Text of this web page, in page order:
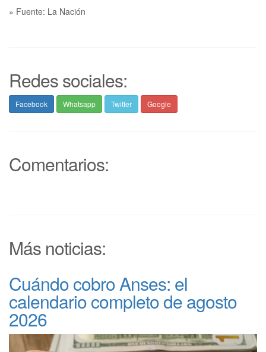
» Fuente: La Nación
Redes sociales:
Facebook Whatsapp Twitter Google
Comentarios:
Más noticias:
Cuándo cobro Anses: el
calendario completo de agosto
2026